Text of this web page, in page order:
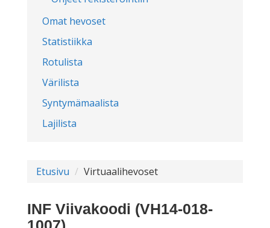
Omat hevoset
Statistiikka
Rotulista
Värilista
Syntymämaalista
Lajilista
Etusivu Virtuaalihevoset
INF Viivakoodi (VH14-018-